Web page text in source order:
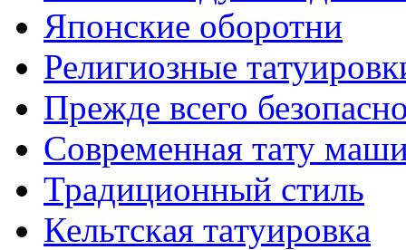
Японские оборотни
Религиозные
Прежде всего
Современная тaту
Традиционный стиль
Кельтскaя тaтуировкa